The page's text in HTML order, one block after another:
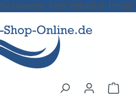
Gewerbe. Kein Verkauf an Privat!